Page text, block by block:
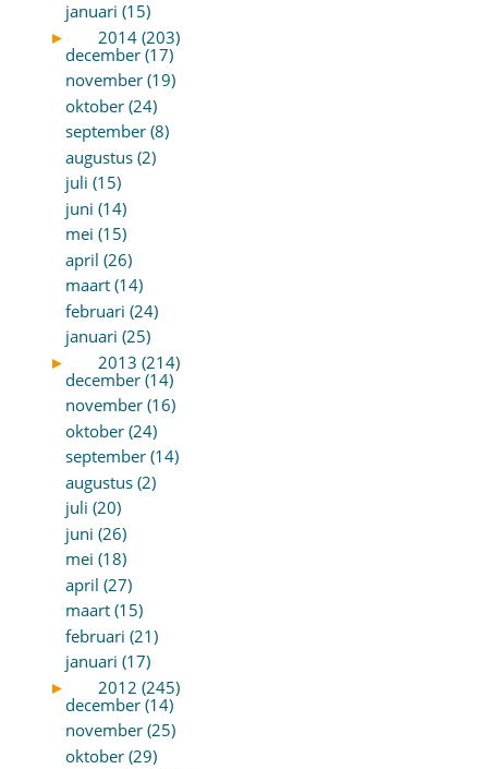
januari (15)
►
2014 (203)
december (17)
november (19)
oktober (24)
september (8)
augustus (2)
juli (15)
juni (14)
mei (15)
april (26)
maart (14)
februari (24)
januari (25)
►
2013 (214)
december (14)
november (16)
oktober (24)
september (14)
augustus (2)
juli (20)
juni (26)
mei (18)
april (27)
maart (15)
februari (21)
januari (17)
►
2012 (245)
december (14)
november (25)
oktober (29)